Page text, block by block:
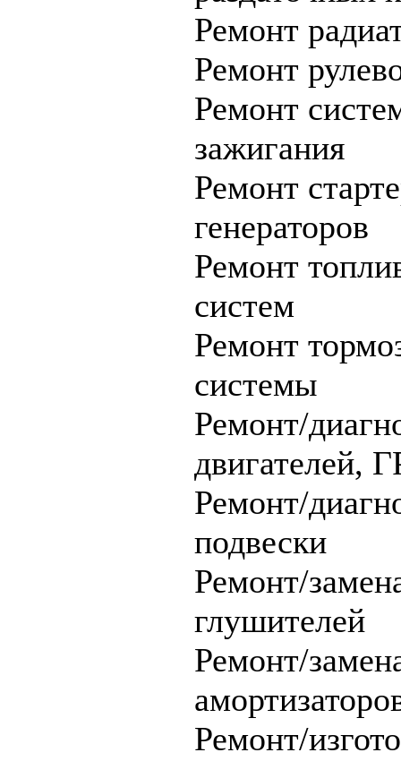
Ремонт
Ремонт
Ремонт
зажигания
Ремонт
генераторов
Ремонт
систем
Ремонт
системы
Ремонт/
двигателей,
Ремонт/
подвески
Ремонт/
глушителей
Ремонт/
Ремонт/